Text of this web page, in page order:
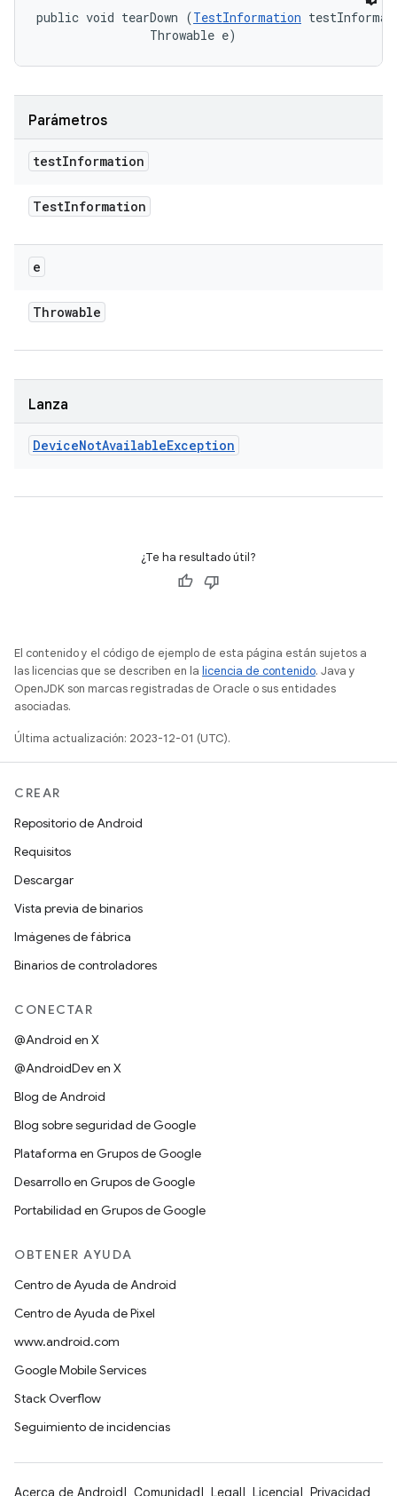
public void tearDown (TestInformation
                Throwable e)
Parámetros
testInformation
TestInformation
e
Throwable
Lanza
DeviceNotAvailableException
¿Te ha resultado útil?
El contenido y el código de ejemplo de esta página están sujetos a
las licencias que se describen en la licencia de contenido. Java y
OpenJDK son marcas registradas de Oracle o sus entidades
asociadas.
Última actualización: 2023-12-01 (UTC).
CREAR
Repositorio de Android
Requisitos
Descargar
Vista previa de binarios
Imágenes de fábrica
Binarios de controladores
CONECTAR
@Android en X
@AndroidDev en X
Blog de Android
Blog sobre seguridad de Google
Plataforma en Grupos de Google
Desarrollo en Grupos de Google
Portabilidad en Grupos de Google
OBTENER AYUDA
Centro de Ayuda de Android
Centro de Ayuda de Pixel
www.android.com
Google Mobile Services
Stack Overflow
Seguimiento de incidencias
Acerca de Android Comunidad Legal Licencia Privacidad